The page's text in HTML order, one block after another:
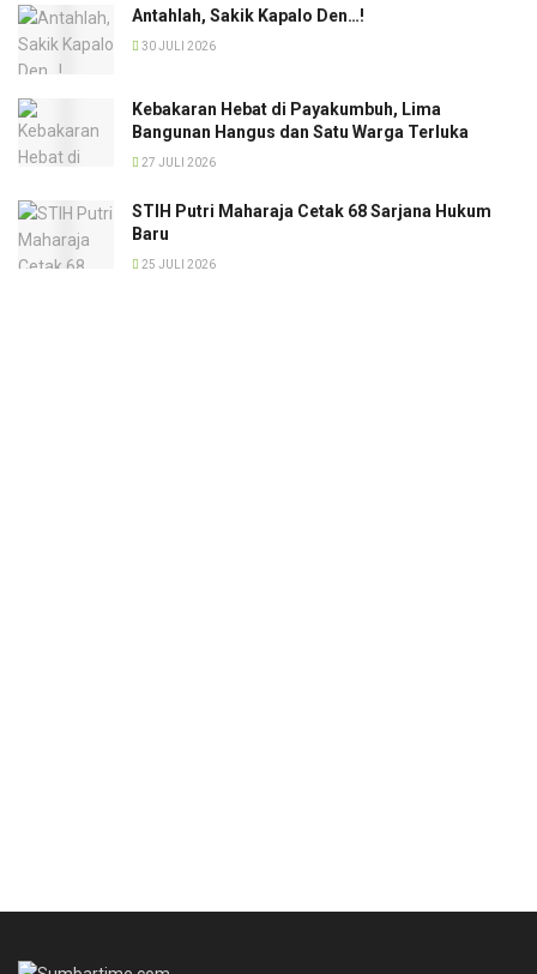
Antahlah, Sakik Kapalo Den…!
30 JULI 2026
Kebakaran Hebat di Payakumbuh, Lima
Bangunan Hangus dan Satu Warga Terluka
27 JULI 2026
STIH Putri Maharaja Cetak 68 Sarjana Hukum
Baru
25 JULI 2026